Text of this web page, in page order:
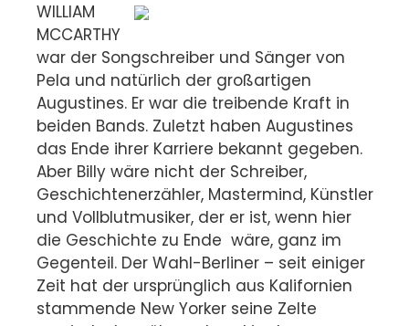
WILLIAM
MCCARTHY
war der Songschreiber und Sänger von
Pela und natürlich der großartigen
Augustines. Er war die treibende Kraft in
beiden Bands. Zuletzt haben Augustines
das Ende ihrer Karriere bekannt gegeben.
Aber Billy wäre nicht der Schreiber,
Geschichtenerzähler, Mastermind, Künstler
und Vollblutmusiker, der er ist, wenn hier
die Geschichte zu Ende wäre, ganz im
Gegenteil. Der Wahl-Berliner – seit einiger
Zeit hat der ursprünglich aus Kalifornien
stammende New Yorker seine Zelte